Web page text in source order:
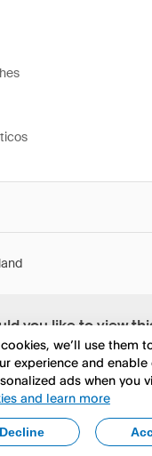
you like to view
in English?
No, seguir navegando
Yes, change to English
we’ll use them
experience and
ads when you
and learn more
Decline